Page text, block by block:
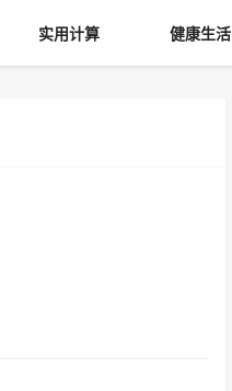
实用计算 健康生活